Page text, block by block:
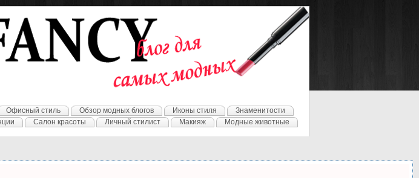
Офисный стиль Обзор модных блогов Иконы стиля
Знаменитости
Салон красоты Личный стилист Макияж Модные животные